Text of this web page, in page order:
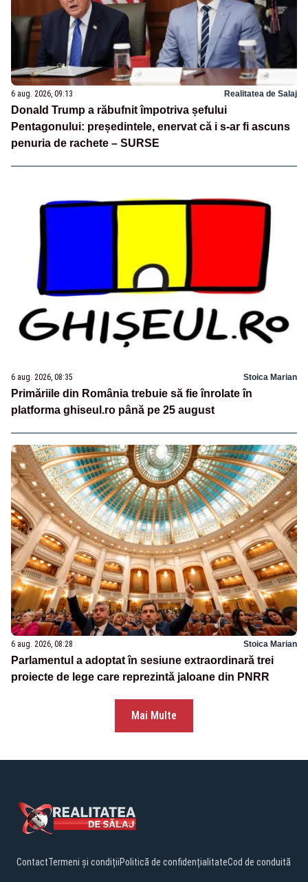
6 aug. 2026, 09:13 Realitatea de Salaj
Donald Trump a răbufnit împotriva șefului
Pentagonului: președintele, enervat că i s-ar fi ascuns
penuria de rachete – SURSE
6 aug. 2026, 08:35 Stoica Marian
Primăriile din România trebuie să fie înrolate în
platforma ghiseul.ro până pe 25 august
6 aug. 2026, 08:28 Stoica Marian
Parlamentul a adoptat în sesiune extraordinară trei
proiecte de lege care reprezintă jaloane din PNRR
Mai Multe
ContactTermeni și condițiiPolitică de confidențialitateCod de conduită